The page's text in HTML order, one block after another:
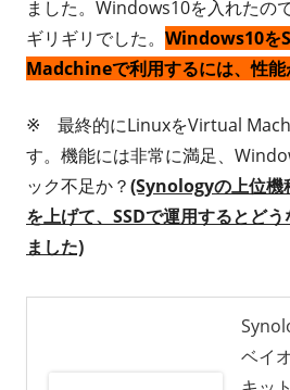
ました。Windows10を入れたの
ギリギリでした。 Windows10を
Madchineで利用するには、性能
※ 最終的にLinuxをVirtual
す。機能には非常に満足、
ック不足か？(Synologyの上位機
を上げて、SSDで運用するとど
ました)
ベイ